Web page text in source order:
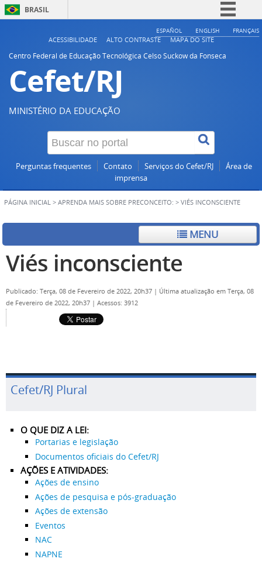
BRASIL
Simplifique!
ESPAÑOL ENGLISH FRANÇAIS
ACESSIBILIDADE ALTO CONTRASTE
MAPA DO SITE
Centro Federal de Educação Tecnológica Celso Suckow da Fonseca
Cefet/RJ
MINISTÉRIO DA EDUCAÇÃO
Perguntas frequentes Contato Serviços do Cefet/RJ
Área de
imprensa
PÁGINA INICIAL > APRENDA MAIS SOBRE PRECONCEITO: > VIÉS INCONSCIENTE
MENU
Viés inconsciente
Publicado: Terça, 08 de Fevereiro de 2022, 20h37 | Última atualização em Terça, 08
de Fevereiro de 2022, 20h37 | Acessos: 3912
Cefet/RJ Plural
O QUE DIZ A LEI:
Portarias e legislação
Documentos oficiais do Cefet/RJ
AÇÕES E ATIVIDADES:
Ações de ensino
Ações de pesquisa e pós-graduação
Ações de extensão
Eventos
NAC
NAPNE